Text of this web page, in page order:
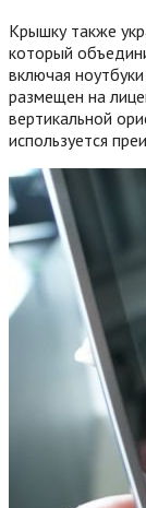
Крышку также
который
включая
размещен на
вертикальной
используется